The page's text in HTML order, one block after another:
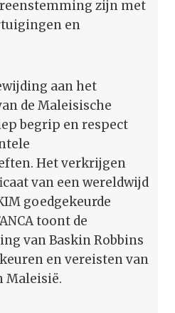
zijn met
en
aan het
de Maleisische
begrip en respect
Het verkrijgen
van een wereldwijd
goedgekeurde
toont de
van Baskin Robbins
en vereisten van
Maleisië.